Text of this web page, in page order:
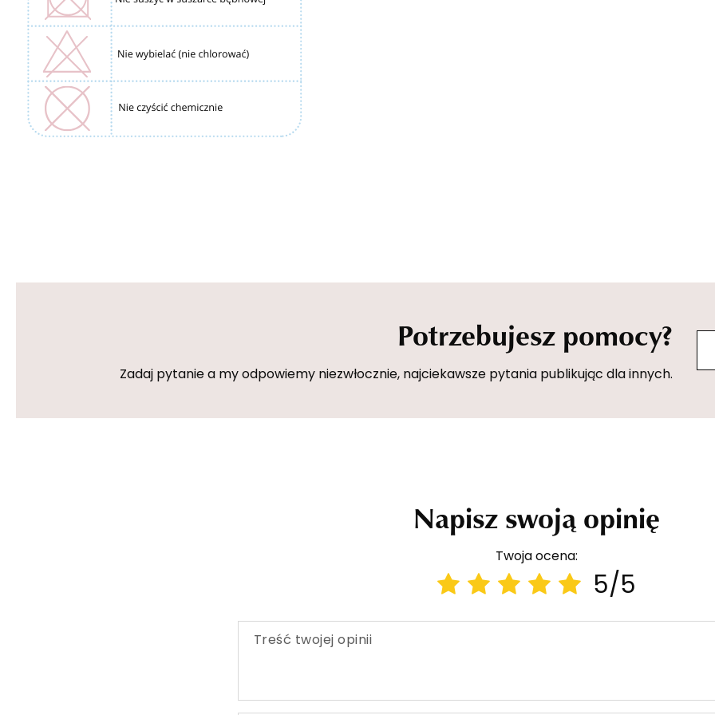
Potrzebujesz pomocy?
Zadaj pytanie a my odpowiemy niezwłocznie, najciekawsze pytania publikując dla innych.
Napisz swoją opinię
Twoja ocena:
5/5
Treść twojej opinii